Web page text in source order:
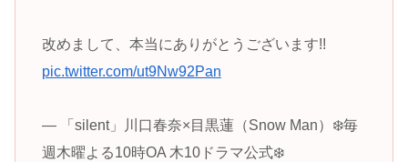
改めまして、本当にありがとうございます!!
pic.twitter.com/ut9Nw92Pan
— 「silent」川口春奈×目黒蓮（Snow Man）❄️毎
週木曜よる10時OA 木10ドラマ公式❄️